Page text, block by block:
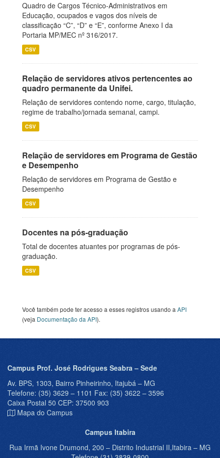
Quadro de Cargos Técnico-Administrativos em
Educação, ocupados e vagos dos níveis de
classificação “C”, “D” e “E”, conforme Anexo I da
Portaria MP/MEC nº 316/2017.
CSV
Relação de servidores ativos pertencentes ao
quadro permanente da Unifei.
Relação de servidores contendo nome, cargo, titulação,
regime de trabalho/jornada semanal, campi.
CSV
Relação de servidores em Programa de Gestão
e Desempenho
Relação de servidores em Programa de Gestão e
Desempenho
CSV
Docentes na pós-graduação
Total de docentes atuantes por programas de pós-
graduação.
CSV
Você também pode ter acesso a esses registros usando a API
(veja Documentação da API).
Campus Prof. José Rodrigues Seabra – Sede
Av. BPS, 1303, Bairro Pinheirinho, Itajubá – MG
Telefone: (35) 3629 – 1101 Fax: (35) 3622 – 3596
Caixa Postal 50 CEP: 37500 903
Mapa do Campus
Campus Itabira
Rua Irmã Ivone Drumond, 200 – Distrito Industrial II,Itabira – MG